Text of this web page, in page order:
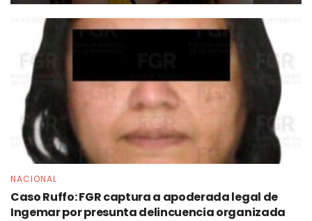
NACIONAL
Caso Ruffo: FGR captura a apoderada legal de
Ingemar por presunta delincuencia organizada